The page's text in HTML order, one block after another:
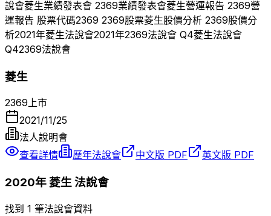
說會菱生業績發表會 2369業績發表會菱生營運報告 2369營
運報告 股票代碼2369 2369股票菱生股價分析 2369股價分
析2021年菱生法說會2021年2369法說會 Q4菱生法說會
Q42369法說會
菱生
2369上市
2021/11/25
法人說明會
查看詳情
歷年法說會 中文版 PDF 英文版 PDF
2020年菱生法說會
找到 1 筆法說會資料